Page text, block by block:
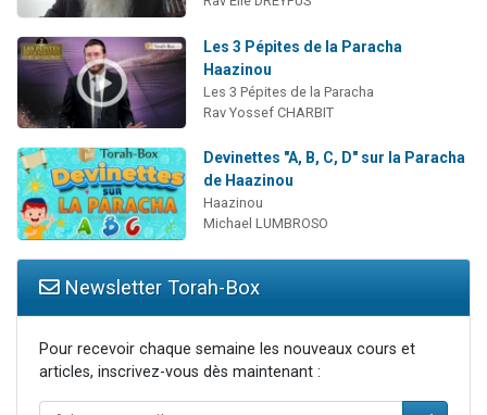
Les 3 Pépites de la Paracha
Haazinou
Les 3 Pépites de la Paracha
Rav Yossef CHARBIT
Devinettes "A, B, C, D" sur la Paracha
de Haazinou
Haazinou
Michael LUMBROSO
Newsletter Torah-Box
Pour recevoir chaque semaine les nouveaux cours et
articles, inscrivez-vous dès maintenant :